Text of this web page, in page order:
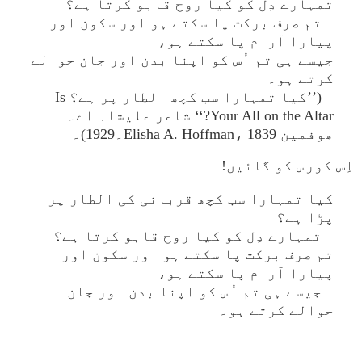
تمہارے دِل کو کیا روح قابو کرتا ہے؟
تم صرف برکت پا سکتے ہو اور سکون اور
پیارا آرام پا سکتے ہو،
جیسے ہی تم اُس کو اپنا بدن اور جان حوالے
کرتے ہو۔
(’’کیا تمہارا سب کچھ الطار پر ہے؟ Is
Your All on the Altar?‘‘ شاعر علیشاہ اے۔
ھوفمین Elisha A. Hoffman، 1839۔1929)۔
اِس کورس کو گائیں!
کیا تمہارا سب کچھ قربانی کی الطار پر
پڑا ہے؟
تمہارے دِل کو کیا روح قابو کرتا ہے؟
تم صرف برکت پا سکتے ہو اور سکون اور
پیارا آرام پا سکتے ہو،
جیسے ہی تم اُس کو اپنا بدن اور جان
حوالے کرتے ہو۔